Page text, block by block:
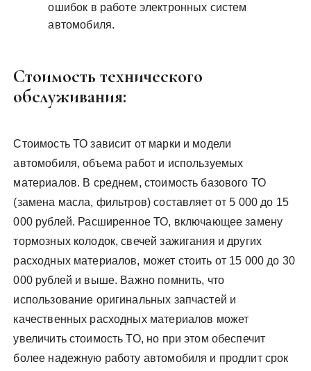
ошибок в работе электронных систем
автомобиля.
Стоимость технического
обслуживания:
Стоимость ТО зависит от марки и модели
автомобиля, объема работ и используемых
материалов. В среднем, стоимость базового ТО
(замена масла, фильтров) составляет от 5 000 до 15
000 рублей. Расширенное ТО, включающее замену
тормозных колодок, свечей зажигания и других
расходных материалов, может стоить от 15 000 до 30
000 рублей и выше. Важно помнить, что
использование оригинальных запчастей и
качественных расходных материалов может
увеличить стоимость ТО, но при этом обеспечит
более надежную работу автомобиля и продлит срок